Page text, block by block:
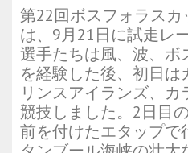
第22回ボスフォラス
は、9月21日に試走レ
選手たちは風、波、ボ
を経験した後、初日
リンスアイランズ、
競技しました。2日目
前を付けたエタップで